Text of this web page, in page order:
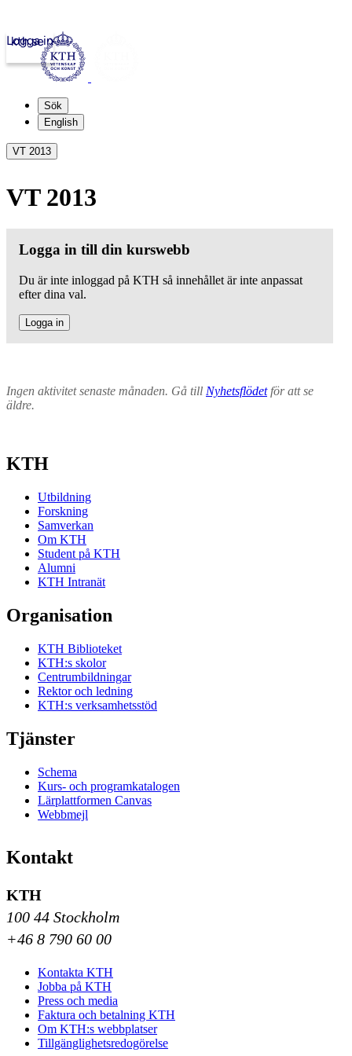
kth.se
Logga in
Sök
English
VT 2013
VT 2013
Logga in till din kurswebb
Du är inte inloggad på KTH så innehållet är inte anpassat
efter dina val.
Logga in
Ingen aktivitet senaste månaden. Gå till Nyhetsflödetför att se
äldre.
KTH
Utbildning
Forskning
Samverkan
Om KTH
Student på KTH
Alumni
KTH Intranät
Organisation
KTH Biblioteket
KTH:s skolor
Centrumbildningar
Rektor och ledning
KTH:s verksamhetsstöd
Tjänster
Schema
Kurs- och programkatalogen
Lärplattformen Canvas
Webbmejl
Kontakt
KTH
100 44 Stockholm
+46 8 790 60 00
Kontakta KTH
Jobba på KTH
Press och media
Faktura och betalning KTH
Om KTH:s webbplatser
Tillgänglighetsredogörelse